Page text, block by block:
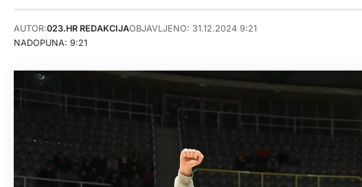
NADOPUNA: 9:21
AUTOR:023.HR REDAKCIJAOBJAVLJENO: 31.12.2024 9:21